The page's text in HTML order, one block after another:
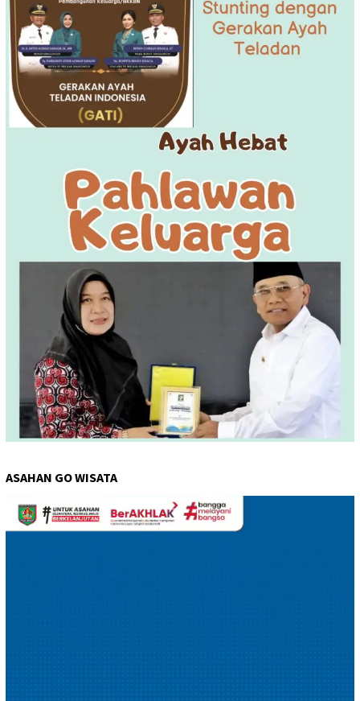
ASAHAN GO WISATA
Pemutar
Video